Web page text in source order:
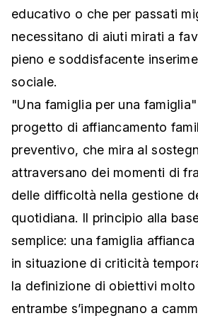
educativo o che per passati
necessitano di aiuti mirati a
pieno e soddisfacente
sociale.
"Una famiglia per una
progetto di affiancamento
preventivo, che mira al
attraversano dei momenti di
delle difficoltà nella gestione
quotidiana. Il principio alla
semplice: una famiglia affianca
in situazione di criticità
la definizione di obiettivi
entrambe s’impegnano a